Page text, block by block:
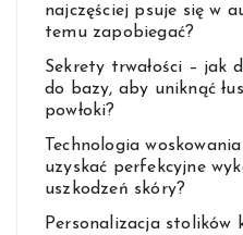
najczęściej psuje się w
temu zapobiegać?
Sekrety trwałości – jak
do bazy, aby uniknąć
powłoki?
Technologia
uzyskać perfekcyjne
uszkodzeń skóry?
Personalizacja stolików